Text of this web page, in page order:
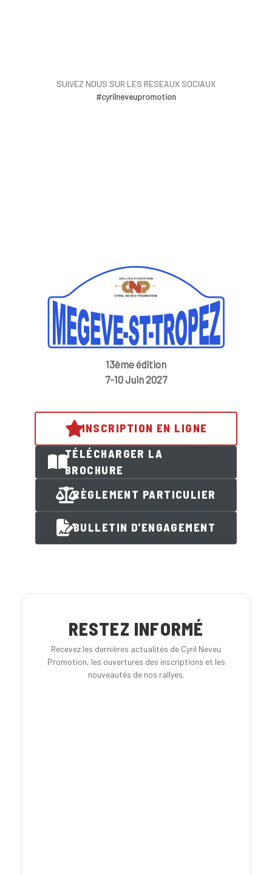
SUIVEZ NOUS SUR LES RESEAUX SOCIAUX
#cyrilneveupromotion
13ème édition
7-10 Juin 2027
INSCRIPTION EN LIGNE
TÉLÉCHARGER LA
BROCHURE
RÈGLEMENT PARTICULIER
BULLETIN D'ENGAGEMENT
RESTEZ INFORMÉ
Recevez les dernières actualités de Cyril Neveu
Promotion, les ouvertures des inscriptions et les
nouveautés de nos rallyes.